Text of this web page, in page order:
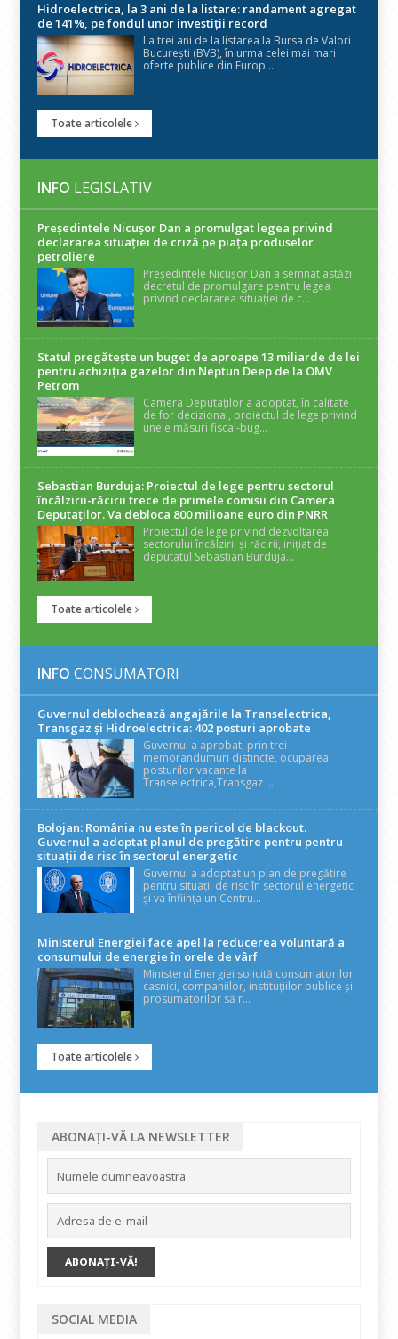
Hidroelectrica, la 3 ani de la listare: randament agregat
de 141%, pe fondul unor investiții record
La trei ani de la listarea la Bursa de Valori
București (BVB), în urma celei mai mari
oferte publice din Europ...
Toate articolele
INFO LEGISLATIV
Președintele Nicuşor Dan a promulgat legea privind
declararea situaţiei de criză pe piaţa produselor
petroliere
Președintele Nicușor Dan a semnat astăzi
decretul de promulgare pentru legea
privind declararea situației de c...
Statul pregătește un buget de aproape 13 miliarde de lei
pentru achiziția gazelor din Neptun Deep de la OMV
Petrom
Camera Deputaților a adoptat, în calitate
de for decizional, proiectul de lege privind
unele măsuri fiscal-bug...
Sebastian Burduja: Proiectul de lege pentru sectorul
încălzirii-răcirii trece de primele comisii din Camera
Deputaților. Va debloca 800 milioane euro din PNRR
Proiectul de lege privind dezvoltarea
sectorului încălzirii și răcirii, inițiat de
deputatul Sebastian Burduja...
Toate articolele
INFO CONSUMATORI
Guvernul deblochează angajările la Transelectrica,
Transgaz și Hidroelectrica: 402 posturi aprobate
Guvernul a aprobat, prin trei
memorandumuri distincte, ocuparea
posturilor vacante la
Transelectrica,Transgaz ...
Bolojan: România nu este în pericol de blackout.
Guvernul a adoptat planul de pregătire pentru pentru
situații de risc în sectorul energetic
Guvernul a adoptat un plan de pregătire
pentru situații de risc în sectorul energetic
și va înființa un Centru...
Ministerul Energiei face apel la reducerea voluntară a
consumului de energie în orele de vârf
Ministerul Energiei solicită consumatorilor
casnici, companiilor, instituțiilor publice și
prosumatorilor să r...
Toate articolele
ABONAȚI-VĂ LA NEWSLETTER
SOCIAL MEDIA